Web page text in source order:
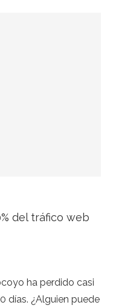
del tráfico web
ha perdido casi
días. ¿Alguien puede